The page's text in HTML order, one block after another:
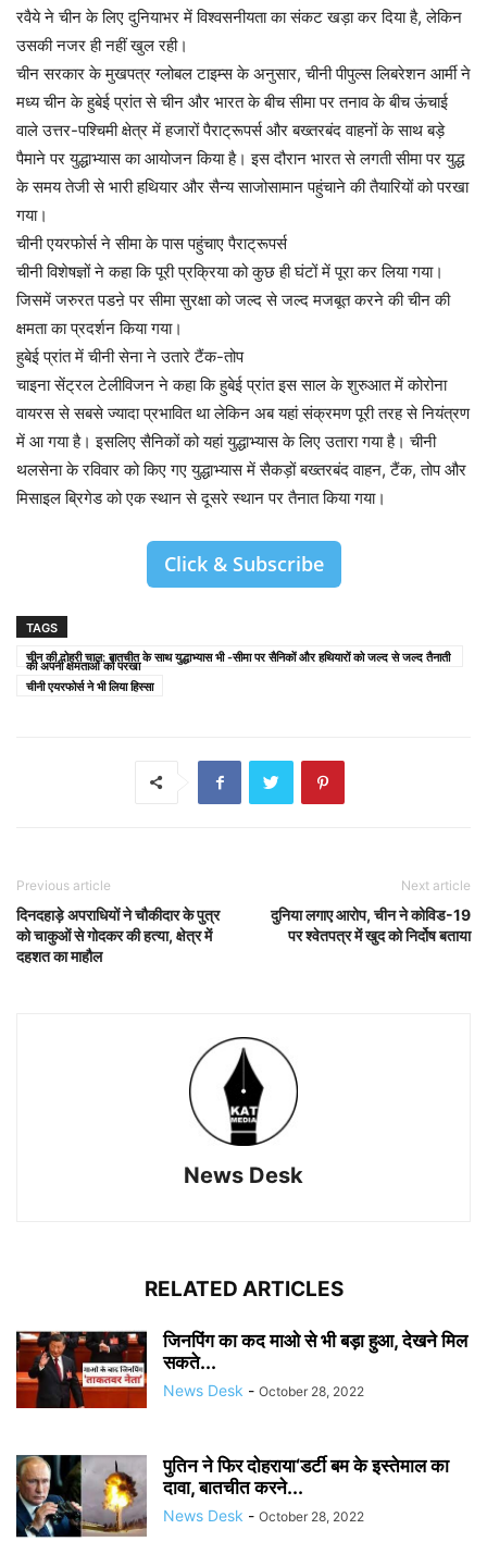
रवैये ने चीन के लिए दुनियाभर में विश्वसनीयता का संकट खड़ा कर दिया है, लेकिन
उसकी नजर ही नहीं खुल रही।
चीन सरकार के मुखपत्र ग्लोबल टाइम्स के अनुसार, चीनी पीपुल्स लिबरेशन आर्मी ने
मध्य चीन के हुबेई प्रांत से चीन और भारत के बीच सीमा पर तनाव के बीच ऊंचाई
वाले उत्तर-पश्चिमी क्षेत्र में हजारों पैराट्रूपर्स और बख्तरबंद वाहनों के साथ बड़े
पैमाने पर युद्धाभ्यास का आयोजन किया है। इस दौरान भारत से लगती सीमा पर युद्ध
के समय तेजी से भारी हथियार और सैन्य साजोसामान पहुंचाने की तैयारियों को परखा
गया।
चीनी एयरफोर्स ने सीमा के पास पहुंचाए पैराट्रूपर्स
चीनी विशेषज्ञों ने कहा कि पूरी प्रक्रिया को कुछ ही घंटों में पूरा कर लिया गया।
जिसमें जरुरत पडऩे पर सीमा सुरक्षा को जल्द से जल्द मजबूत करने की चीन की
क्षमता का प्रदर्शन किया गया।
हुबेई प्रांत में चीनी सेना ने उतारे टैंक-तोप
चाइना सेंट्रल टेलीविजन ने कहा कि हुबेई प्रांत इस साल के शुरुआत में कोरोना
वायरस से सबसे ज्यादा प्रभावित था लेकिन अब यहां संक्रमण पूरी तरह से नियंत्रण
में आ गया है। इसलिए सैनिकों को यहां युद्धाभ्यास के लिए उतारा गया है। चीनी
थलसेना के रविवार को किए गए युद्धाभ्यास में सैकड़ों बख्तरबंद वाहन, टैंक, तोप और
मिसाइल ब्रिगेड को एक स्थान से दूसरे स्थान पर तैनात किया गया।
Click & Subscribe
TAGS
चीन की दोहरी चाल: बातचीत के साथ युद्धाभ्यास भी -सीमा पर सैनिकों और हथियारों को जल्द से जल्द तैनाती
की अपनी क्षमताओं को परखा
चीनी एयरफोर्स ने भी लिया हिस्सा
Previous article
दिनदहाड़े अपराधियों ने चौकीदार के पुत्र
को चाकुओं से गोदकर की हत्या, क्षेत्र में
दहशत का माहौल
Next article
दुनिया लगाए आरोप, चीन ने कोविड-19
पर श्वेतपत्र में खुद को निर्दोष बताया
News Desk
RELATED ARTICLES
जिनपिंग का कद माओ से भी बड़ा हुआ, देखने मिल
सकते...
News Desk - October 28, 2022
पुतिन ने फिर दोहराया‘डर्टी बम के इस्तेमाल का
दावा, बातचीत करने...
News Desk - October 28, 2022